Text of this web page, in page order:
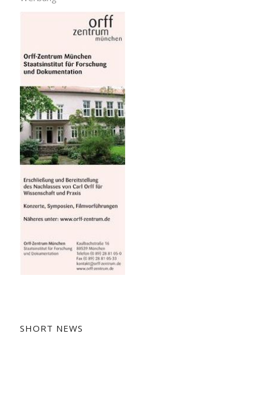
SHORT NEWS